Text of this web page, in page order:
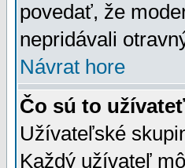
povedať, že
nepridávali
Návrat hore
Čo sú to
Užívateľské
Každý užívateľ